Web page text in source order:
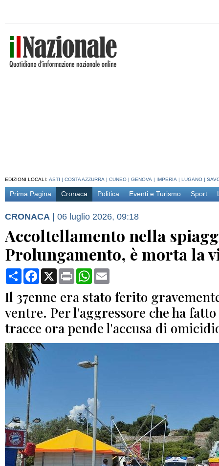
EDIZIONI LOCALI: ASTI | COSTA AZZURRA | CUNEO | GENOVA | IMPERIA | LUGANO |
Prima Pagina Cronaca Politica Eventi e Turismo Sport
CRONACA | 06 luglio 2026, 09:18
Accoltellamento nella
Prolungamento, è morta la
CondividiFacebook
X Print WhatsApp
Il 37enne era stato ferito
ventre. Per l'aggressore che ha
tracce ora pende l'accusa di